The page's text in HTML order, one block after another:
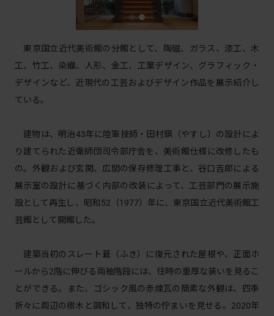
東京国立近代美術館の分館として、陶磁、ガラス、漆工、木
工、竹工、染織、人形、金工、工業デザイン、グラフィック・
デザインなど、近現代の工芸およびデザイン作品を展示紹介し
ている。
建物は、明治43年に陸軍技師・田村鎮（やすし）の設計によ
り建てられた近衛師団司令部庁舎を、美術館仕様に改修したも
の。外観および玄関、広間の保存修理工事と、谷口吉郎による
展示室の設計に基づく内部の改装によって、工芸部門の展示施
設として再生し、昭和52（1977）年に、東京国立近代美術館工
芸館として開館した。
建築当初のスレート葺（ふき）に復元された屋根や、正面ホ
ールから2階に伸びる両袖階段には、往時の重厚な装いを見るこ
とができる。また、ゴシック風の赤煉瓦の簡素な外観は、四季
折々に周辺の樹木と調和して、独特の佇まいを見せる。2020年